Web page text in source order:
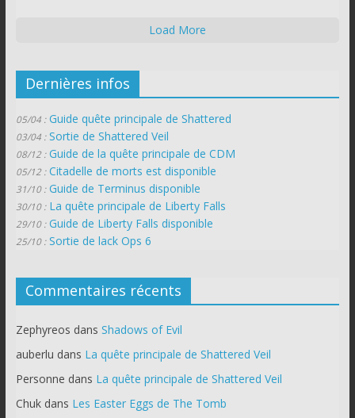
Load More
Dernières infos
05/04 : Guide quête principale de Shattered
03/04 : Sortie de Shattered Veil
08/12 : Guide de la quête principale de CDM
05/12 : Citadelle de morts est disponible
31/10 : Guide de Terminus disponible
30/10 : La quête principale de Liberty Falls
29/10 : Guide de Liberty Falls disponible
25/10 : Sortie de lack Ops 6
Commentaires récents
Zephyreos dans Shadows of Evil
auberlu dans La quête principale de Shattered Veil
Personne dans La quête principale de Shattered Veil
Chukdans Les Easter Eggs de The Tomb